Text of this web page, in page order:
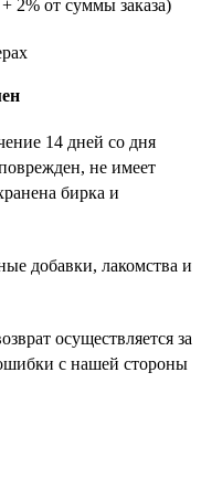
2% от суммы заказа)
14 дней со дня
не имеет
бирка и
добавки, лакомства и
осуществляется за
с нашей стороны